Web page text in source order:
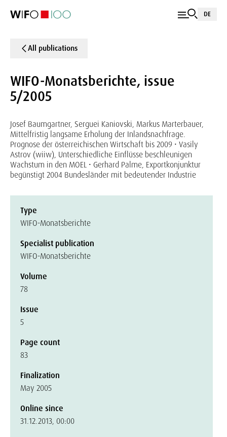
DE
All publications
WIFO-Monatsberichte, issue
5/2005
Josef Baumgartner, Serguei Kaniovski, Markus Marterbauer,
Mittelfristig langsame Erholung der Inlandsnachfrage.
Prognose der österreichischen Wirtschaft bis 2009 • Vasily
Astrov (wiiw), Unterschiedliche Einflüsse beschleunigen
Wachstum in den MOEL • Gerhard Palme, Exportkonjunktur
begünstigt 2004 Bundesländer mit bedeutender Industrie
Type
WIFO-Monatsberichte
Specialist publication
WIFO-Monatsberichte
Volume
78
Issue
5
Page count
83
Finalization
May 2005
Online since
31.12.2013, 00:00